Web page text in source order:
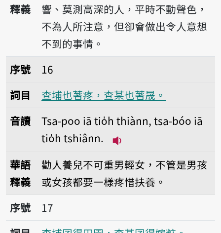
釋義
響、莫測高深的人，平時不動聲色，
不為人所注意，但卻會做出令人意想
不到的事情。
序號16查埔也著疼，查某也著晟。
序號
16
詞目
查埔也著疼，查某也著晟。
音讀
Tsa-poo iā tio̍h thiànn, tsa-bóo iā
tio̍h tshiânn.
華語
釋義
勸人養兒不可重男輕女，不管是男孩
或女孩都要一樣疼惜扶養。
序號17查埔囝得田園，查某囝得嫁粧。
序號
17